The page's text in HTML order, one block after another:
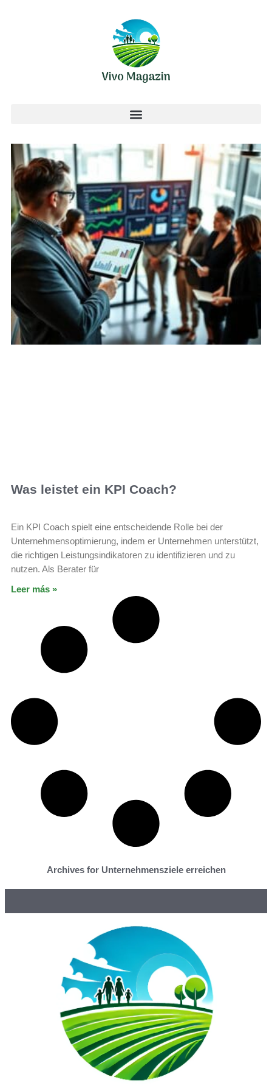
Was leistet ein KPI Coach?
Ein KPI Coach spielt eine entscheidende Rolle bei der
Unternehmensoptimierung, indem er Unternehmen unterstützt,
die richtigen Leistungsindikatoren zu identifizieren und zu
nutzen. Als Berater für
Leer más »
Archives for Unternehmensziele erreichen